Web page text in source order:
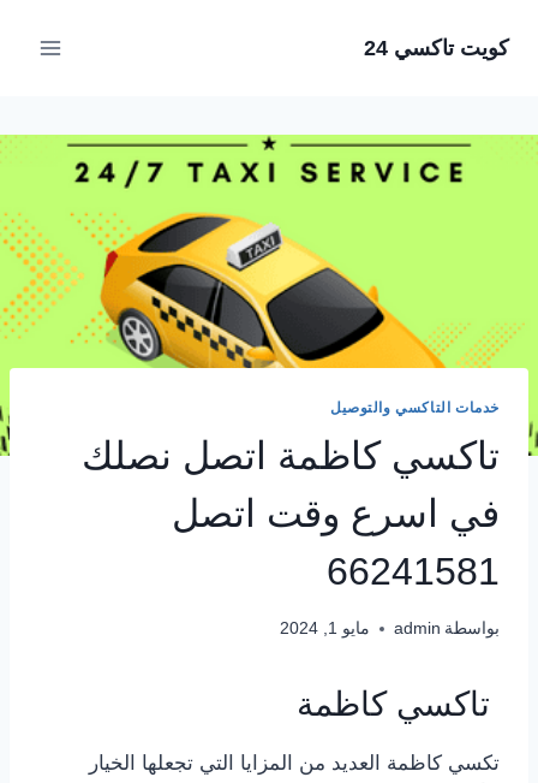
كويت تاكسي 24
خدمات التاكسي والتوصيل
تاكسي كاظمة اتصل نصلك
في اسرع وقت اتصل
66241581
بواسطة admin مايو 1, 2024
تاكسي كاظمة
تكسي كاظمة العديد من المزايا التي تجعلها الخيار